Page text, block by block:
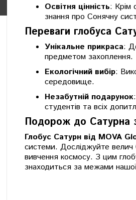
Освітня цінність: Крім
знання про Сонячну
Переваги глобуса
Унікальне прикраса:
предметом захоплення.
Екологічний вибір:
середовище.
Незабутній подарунок
студентів та всіх
Подорож до Сатурна
Глобус Сатурн від MOVA
системи. Досліджуйте велич
вивчення космосу. З цим
знаходиться за межами